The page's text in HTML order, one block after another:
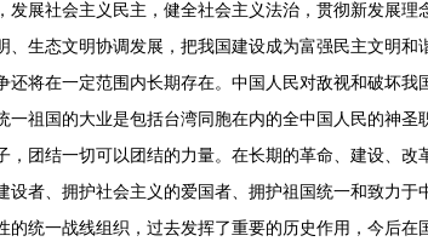
展社会主义民主，健全社会主义法治，贯彻新发展
生态文明协调发展，把我国建设成为富强民主文明和
在一定范围内长期存在。中国人民对敌视和破坏我
国的大业是包括台湾同胞在内的全中国人民的神圣
结一切可以团结的力量。在长期的革命、建设、改
者、拥护社会主义的爱国者、拥护祖国统一和致力
统一战线组织，过去发挥了重要的历史作用，今后